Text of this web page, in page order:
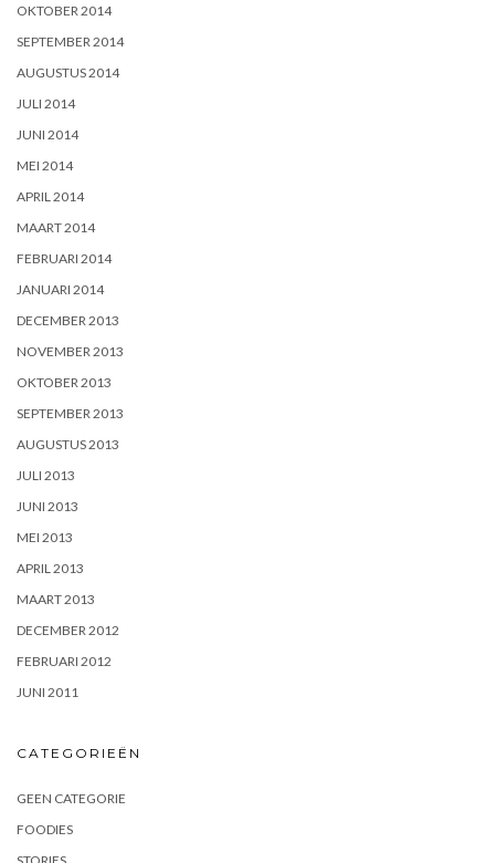
OKTOBER 2014
SEPTEMBER 2014
AUGUSTUS 2014
JULI 2014
JUNI 2014
MEI 2014
APRIL 2014
MAART 2014
FEBRUARI 2014
JANUARI 2014
DECEMBER 2013
NOVEMBER 2013
OKTOBER 2013
SEPTEMBER 2013
AUGUSTUS 2013
JULI 2013
JUNI 2013
MEI 2013
APRIL 2013
MAART 2013
DECEMBER 2012
FEBRUARI 2012
JUNI 2011
CATEGORIEËN
GEEN CATEGORIE
FOODIES